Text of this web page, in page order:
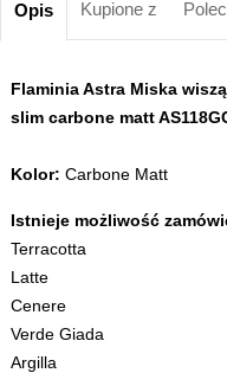
Opis Kupione z
Flaminia Astra Miska
slim carbone matt
Kolor: Carbone Matt
Istnieje możliwość
Terracotta
Latte
Cenere
Verde Giada
Argilla